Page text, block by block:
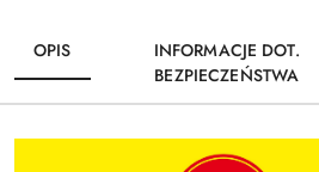
OPIS
INFORMACJE DOT.
BEZPIECZEŃSTWA